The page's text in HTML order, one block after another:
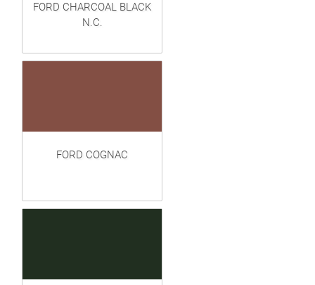
FORD CHARCOAL BLACK
N.C.
FORD COGNAC